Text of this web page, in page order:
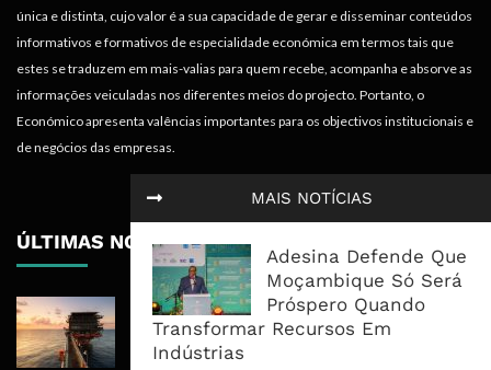
MAIS NOTÍCIAS
Adesina Defende Que
Moçambique Só Será
Próspero Quando
Transformar Recursos Em
Indústrias
única e distinta, cujo valor é a sua capacidade de gerar e disseminar conteúdos
informativos e formativos de especialidade económica em termos tais que
estes se traduzem em mais-valias para quem recebe, acompanha e absorve as
informações veiculadas nos diferentes meios do projecto. Portanto, o
Económico apresenta valências importantes para os objectivos institucionais e
de negócios das empresas.
ÚLTIMAS NOTÍCIAS
Rovuma LNG Avança Com Selecção
De Consórcio EPC Antes Da FID De
2026